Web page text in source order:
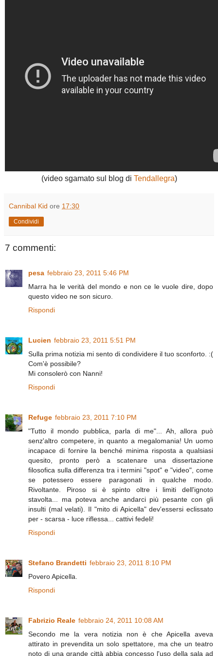
(video sgamato sul blog di Tendallegra)
Cannibal Kid ore 17:30
Condividi
7 commenti:
pesa febbraio 23, 2011 5:46 PM
Marra ha le verità del mondo e non ce le vuole dire, dopo
questo video ne son sicuro.
Rispondi
Lucien febbraio 23, 2011 5:51 PM
Sulla prima notizia mi sento di condividere il tuo sconforto. :(
Com'è possibile?
Mi consolerò con Nanni!
Rispondi
Refuge febbraio 23, 2011 7:10 PM
"Tutto il mondo pubblica, parla di me"... Ah, allora può
senz'altro competere, in quanto a megalomania! Un uomo
incapace di fornire la benché minima risposta a qualsiasi
quesito, pronto però a scatenare una dissertazione
filosofica sulla differenza tra i termini "spot" e "video", come
se potessero essere paragonati in qualche modo.
Rivoltante. Piroso si è spinto oltre i limiti dell'ignoto
stavolta... ma poteva anche andarci più pesante con gli
insulti (mal velati). Il "mito di Apicella" dev'essersi eclissato
per - scarsa - luce riflessa... cattivi fedeli!
Rispondi
Stefano Brandetti febbraio 23, 2011 8:10 PM
Povero Apicella.
Rispondi
Fabrizio Reale febbraio 24, 2011 10:08 AM
Secondo me la vera notizia non è che Apicella aveva
attirato in prevendita un solo spettatore, ma che un teatro
noto di una grande città abbia concesso l'uso della sala ad